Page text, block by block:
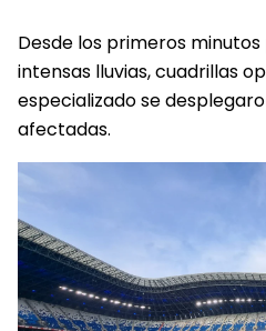
Desde los primeros
intensas lluvias, cuadrillas
especializado se
afectadas.